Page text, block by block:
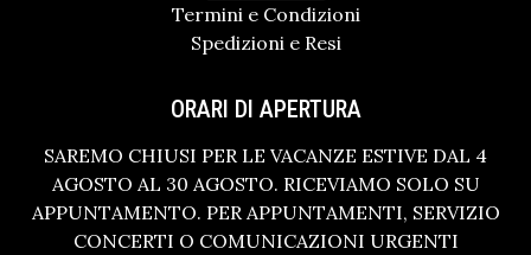
Termini e Condizioni
Spedizioni e Resi
ORARI DI APERTURA
SAREMO CHIUSI PER LE VACANZE ESTIVE DAL 4
AGOSTO AL 30 AGOSTO. RICEVIAMO SOLO SU
APPUNTAMENTO. PER APPUNTAMENTI, SERVIZIO
CONCERTI O COMUNICAZIONI URGENTI